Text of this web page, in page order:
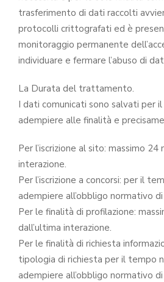
trasferimento di dati raccolti
protocolli crittografati ed è
monitoraggio permanente
individuare e fermare l’abuso di
La Durata del trattamento.
I dati comunicati sono salvati per
adempiere alle finalità e
Per l’iscrizione al sito: massimo 24
interazione.
Per l’iscrizione a concorsi: per il
adempiere all’obbligo normativo
Per le finalità di profilazione:
dall’ultima interazione.
Per le finalità di richiesta
tipologia di richiesta per il tempo
adempiere all’obbligo normativo